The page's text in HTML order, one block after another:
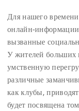
Для нашего
онлайн-
вызванные
У жителей больших
умственную
различные
как клубы,
будет посвящена